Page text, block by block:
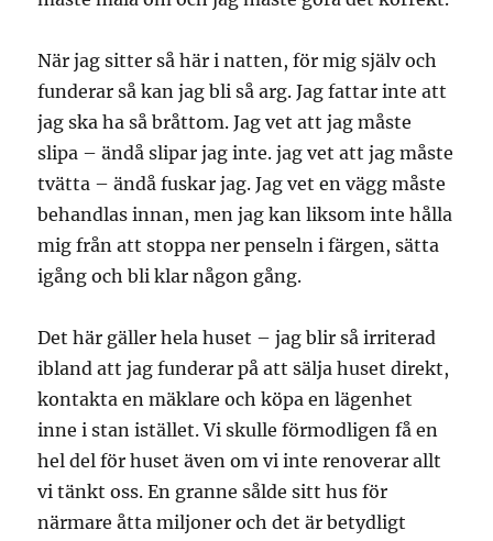
När jag sitter så här i natten, för mig själv och
funderar så kan jag bli så arg. Jag fattar inte att
jag ska ha så bråttom. Jag vet att jag måste
slipa – ändå slipar jag inte. jag vet att jag måste
tvätta – ändå fuskar jag. Jag vet en vägg måste
behandlas innan, men jag kan liksom inte hålla
mig från att stoppa ner penseln i färgen, sätta
igång och bli klar någon gång.
Det här gäller hela huset – jag blir så irriterad
ibland att jag funderar på att sälja huset direkt,
kontakta en mäklare och köpa en lägenhet
inne i stan istället. Vi skulle förmodligen få en
hel del för huset även om vi inte renoverar allt
vi tänkt oss. En granne sålde sitt hus för
närmare åtta miljoner och det är betydligt